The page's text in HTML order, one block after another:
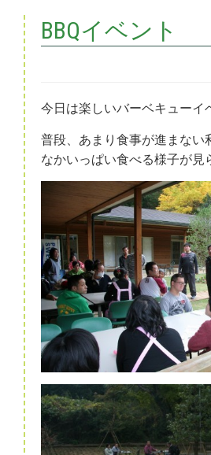
BBQイベント
今日は楽しいバーベキューイ
普段、あまり食事が進まない
なかいっぱい食べる様子が見